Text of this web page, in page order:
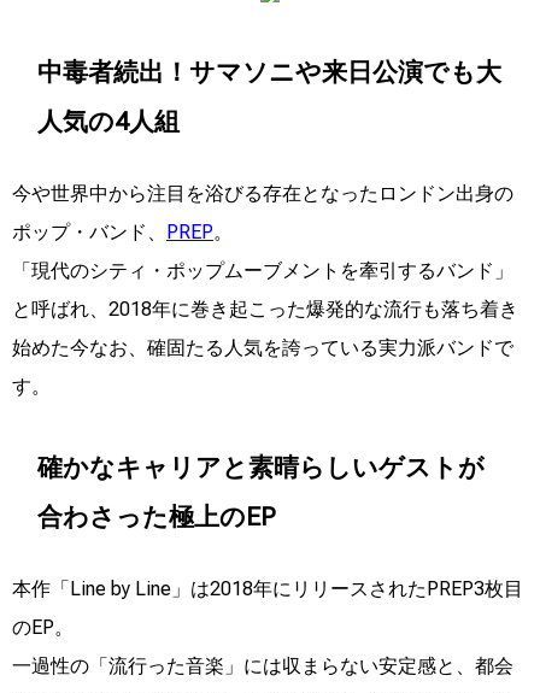
中毒者続出！サマソニや来日公演でも大
人気の4人組
今や世界中から注目を浴びる存在となったロンドン出身の
ポップ・バンド、 PREP。
「現代のシティ・ポップムーブメントを牽引するバンド」
と呼ばれ、2018年に巻き起こった爆発的な流行も落ち着き
始めた今なお、確固たる人気を誇っている実力派バンドで
す。
確かなキャリアと素晴らしいゲストが
合わさった極上のEP
本作「Line by Line」は2018年にリリースされたPREP3枚目
のEP。
一過性の「流行った音楽」には収まらない安定感と、都会